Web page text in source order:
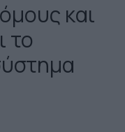
και
το